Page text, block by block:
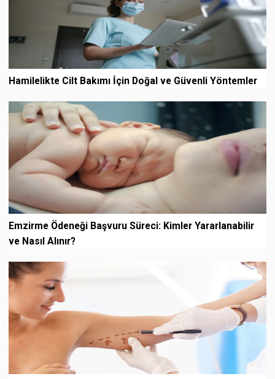
Hamilelikte Cilt Bakımı İçin Doğal ve Güvenli Yöntemler
Emzirme Ödeneği Başvuru Süreci: Kimler Yararlanabilir
ve Nasıl Alınır?